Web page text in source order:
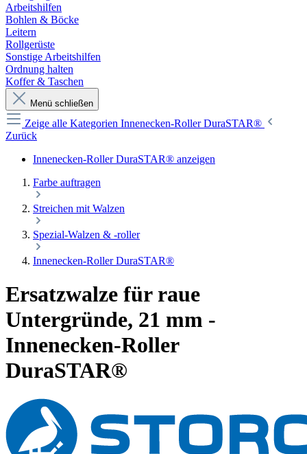
Arbeitshilfen
Bohlen & Böcke
Leitern
Rollgerüste
Sonstige Arbeitshilfen
Ordnung halten
Koffer & Taschen
Menü schließen
Zeige alle Kategorien Innenecken-Roller DuraSTAR®
Zurück
Innenecken-Roller DuraSTAR® anzeigen
Farbe auftragen
Streichen mit Walzen
Spezial-Walzen & -roller
Innenecken-Roller DuraSTAR®
Ersatzwalze für raue
Untergründe, 21 mm -
Innenecken-Roller
DuraSTAR®